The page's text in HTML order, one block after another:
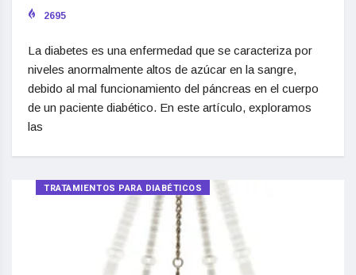
2695
La diabetes es una enfermedad que se caracteriza por
niveles anormalmente altos de azúcar en la sangre,
debido al mal funcionamiento del páncreas en el cuerpo
de un paciente diabético. En este artículo, exploramos
las
TRATAMIENTOS PARA DIABÉTICOS